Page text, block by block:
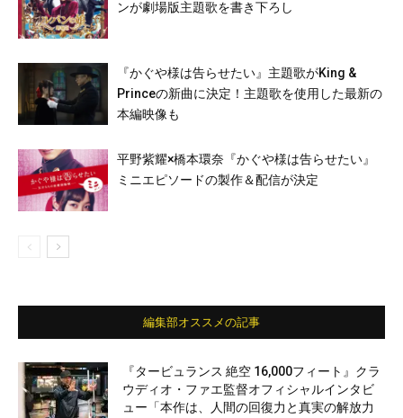
ンが劇場版主題歌を書き下ろし
『かぐや様は告らせたい』主題歌がKing &
Princeの新曲に決定！主題歌を使用した最新の
本編映像も
平野紫耀×橋本環奈『かぐや様は告らせたい』
ミニエピソードの製作＆配信が決定
編集部オススメの記事
『タービュランス 絶空 16,000フィート』クラ
ウディオ・ファエ監督オフィシャルインタビ
ュー「本作は、人間の回復力と真実の解放力